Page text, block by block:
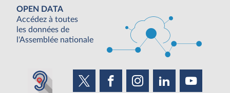
OPEN DATA
Accédez à toutes
les données de
l'Assemblée nationale